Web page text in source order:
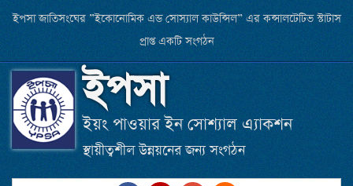
Skip
main
content
ইপসা জাতিসংঘের ”ইকোনোমিক এন্ড সোস্যাল কাউন্সিল” এর কন্সালটেটিভ স্টাটাস
প্রাপ্ত একটি সংগঠন
ইপসা
ইয়ং পাওয়ার ইন সোশ্যাল এ্যাকশন
স্থায়ীত্বশীল উন্নয়নের জন্য সংগঠন